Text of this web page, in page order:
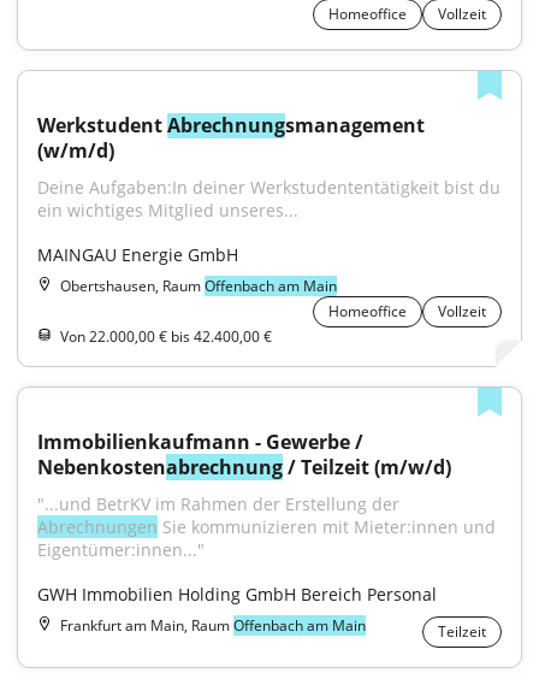
Homeoffice Vollzeit
Werkstudent Abrechnungsmanagement
(w/m/d)
Deine Aufgaben:In deiner Werkstudententätigkeit bist du
ein wichtiges Mitglied unseres...
MAINGAU Energie GmbH
Obertshausen, RaumOffenbach am Main
Homeoffice
Vollzeit
Von 22.000,00 € bis 42.400,00 €
Immobilienkaufmann - Gewerbe /
Nebenkostenabrechnung / Teilzeit (m/w/d)
Abrechnungen Sie kommunizieren mit Mieter:innen und
Eigentümer:innen..."
GWH Immobilien Holding GmbH Bereich Personal
Frankfurt am Main, RaumOffenbach am Main Teilzeit